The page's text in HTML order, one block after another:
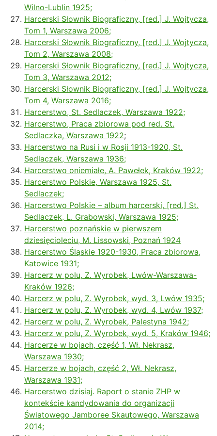
Wilno-Lublin 1925;
Harcerski Słownik Biograficzny, [red.] J. Wojtycza,
Tom 1, Warszawa 2006;
Harcerski Słownik Biograficzny, [red.] J. Wojtycza,
Tom 2, Warszawa 2008;
Harcerski Słownik Biograficzny, [red.] J. Wojtycza,
Tom 3, Warszawa 2012;
Harcerski Słownik Biograficzny, [red.] J. Wojtycza,
Tom 4, Warszawa 2016;
Harcerstwo, St. Sedlaczek, Warszawa 1922;
Harcerstwo, Praca zbiorowa pod red. St.
Sedlaczka, Warszawa 1922;
Harcerstwo na Rusi i w Rosji 1913-1920, St.
Sedlaczek, Warszawa 1936;
Harcerstwo oniemiałe, A. Pawełek, Kraków 1922;
Harcerstwo Polskie, Warszawa 1925, St.
Sedlaczek;
Harcerstwo Polskie – album harcerski, [red.] St.
Sedlaczek, L. Grabowski, Warszawa 1925;
Harcerstwo poznańskie w pierwszem
dziesięcioleciu, M. Lissowski, Poznań 1924
Harcerstwo Śląskie 1920-1930, Praca zbiorowa,
Katowice 1931;
Harcerz w polu, Z. Wyrobek, Lwów-Warszawa-
Kraków 1926;
Harcerz w polu, Z. Wyrobek, wyd. 3, Lwów 1935;
Harcerz w polu, Z. Wyrobek, wyd. 4, Lwów 1937;
Harcerz w polu, Z. Wyrobek, Palestyna 1942;
Harcerz w polu, Z. Wyrobek, wyd. 5, Kraków 1946;
Harcerze w bojach, część 1, Wł. Nekrasz,
Warszawa 1930;
Harcerze w bojach, część 2, Wł. Nekrasz,
Warszawa 1931;
Harcerstwo dzisiaj. Raport o stanie ZHP w
kontekście kandydowania do organizacji
Światowego Jamboree Skautowego, Warszawa
2014;